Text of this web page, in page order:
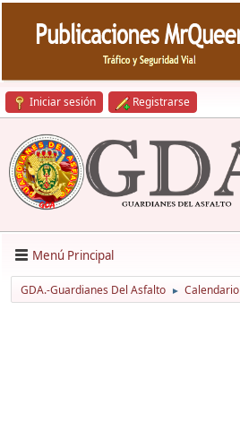
Iniciar sesión Registrarse
Menú Principal
GDA.-Guardianes Del Asfalto ► Calendario